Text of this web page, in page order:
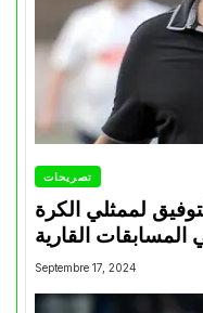
تصريحات
لممثلي الكرة
Septembre 17, 2024